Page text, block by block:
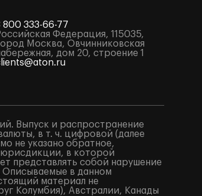
800 333-66-77
Федерация, 115035,
Москва, Овчинниковская
дом 20, строение 1
Выпуск и распространение
в т. ч. цифровой (далее
не указано обратное,
юрисдикции, в которой
представлять собой нарушение
в данном
материал не
Колумбия), Австралии, Канады